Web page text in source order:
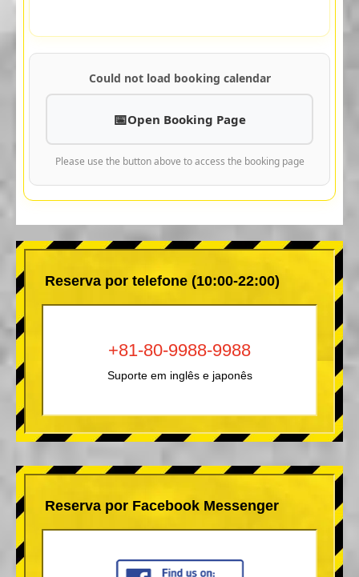
Could not load booking calendar
Open Booking Page
Please use the button above to access the booking page
Reserva por telefone (10:00-22:00)
+81-80-9988-9988
Suporte em inglês e japonês
Reserva por Facebook Messenger